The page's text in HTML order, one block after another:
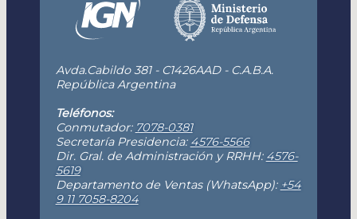
Avda.Cabildo 381 - C1426AAD - C.A.B.A.
República Argentina
Teléfonos:
Conmutador: 7078-0381
Secretaría Presidencia: 4576-5566
Dir. Gral. de Administración y RRHH: 4576-
5619
Departamento de Ventas (WhatsApp): +54
9 11 7058-8204